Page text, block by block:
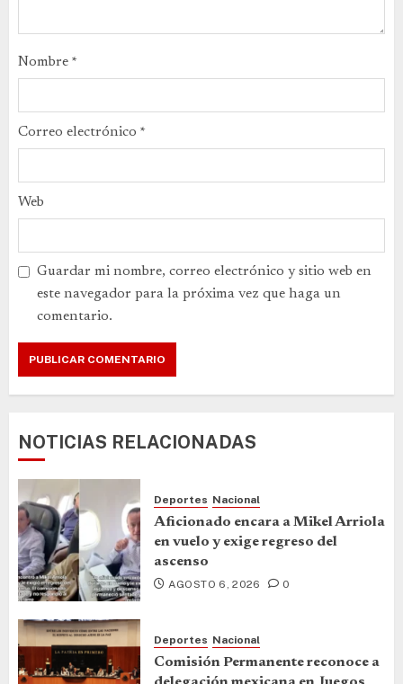
Nombre *
Correo electrónico *
Web
Guardar mi nombre, correo electrónico y sitio web en
este navegador para la próxima vez que haga un
comentario.
NOTICIAS RELACIONADAS
Deportes Nacional
Aficionado encara a Mikel Arriola
en vuelo y exige regreso del
ascenso
AGOSTO 6, 2026 0
Deportes Nacional
Comisión Permanente reconoce a